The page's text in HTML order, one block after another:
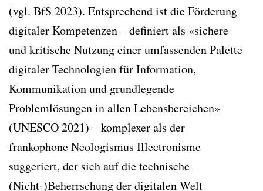
(vgl. BfS 2023). Entsprechend ist die Förderung
digitaler Kompetenzen – definiert als «sichere
und kritische Nutzung einer umfassenden Palette
digitaler Technologien für Information,
Kommunikation und grundlegende
Problemlösungen in allen Lebensbereichen»
(UNESCO 2021) – komplexer als der
frankophone Neologismus Illectronisme
suggeriert, der sich auf die technische
(Nicht-)Beherrschung der digitalen Welt